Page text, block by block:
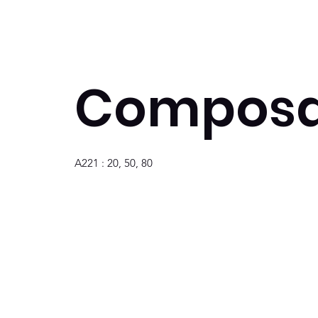
A221 : 20, 50, 80